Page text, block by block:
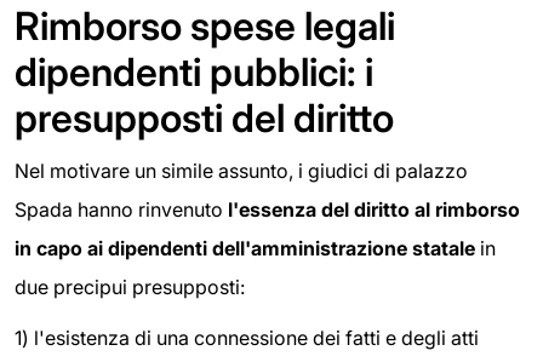
Rimborso spese legali
dipendenti pubblici: i
presupposti del diritto
Nel motivare un simile assunto, i giudici di palazzo
Spada hanno rinvenuto l'essenza del diritto al rimborso
in capo ai dipendenti dell'amministrazione statale in
due precipui presupposti:
1) l'esistenza di una connessione dei fatti e degli atti